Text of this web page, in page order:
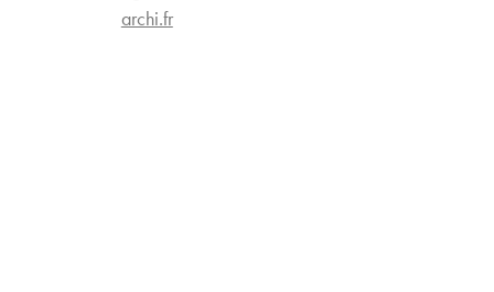
archi.fr